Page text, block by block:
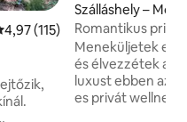
értékelés: 5/4,97, 115
4,97 (115)
Szálláshely –
Romantikus
Meneküljetek el
és élvezzétek a
luxust ebben az
es privát wellnessházban.